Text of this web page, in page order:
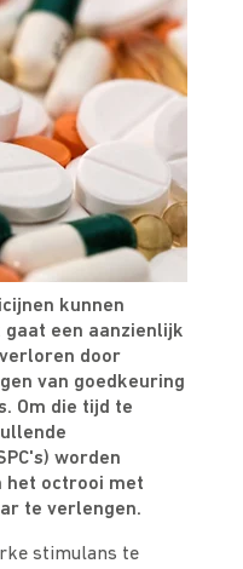
kunnen
een aanzienlijk
door
van goedkeuring
Om die tijd te
worden
het octrooi met
te verlengen.
stimulans te